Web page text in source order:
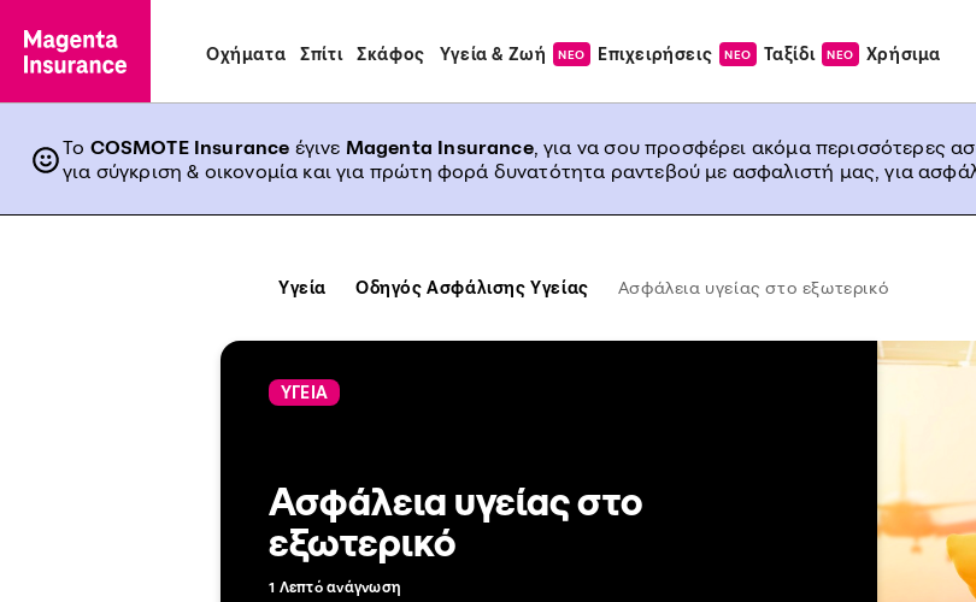
Οχήματα Σπίτι Σκάφος Υγεία & Ζωή ΝΕΟ Επιχειρήσεις ΝΕΟ Ταξίδι ΝΕΟ Χρήσιμα
Το COSMOTE Insurance έγινε Magenta Insurance, για να σου προσφέρει ακόμα περισσότερες
για σύγκριση & οικονομία και για πρώτη φορά δυνατότητα ραντεβού με ασφαλιστή μας, για
Υγεία Οδηγός Ασφάλισης Υγείας Ασφάλεια υγείας στο εξωτερικό
ΥΓΕΙΑ
Ασφάλεια υγείας στο
εξωτερικό
1 Λεπτό ανάγνωση